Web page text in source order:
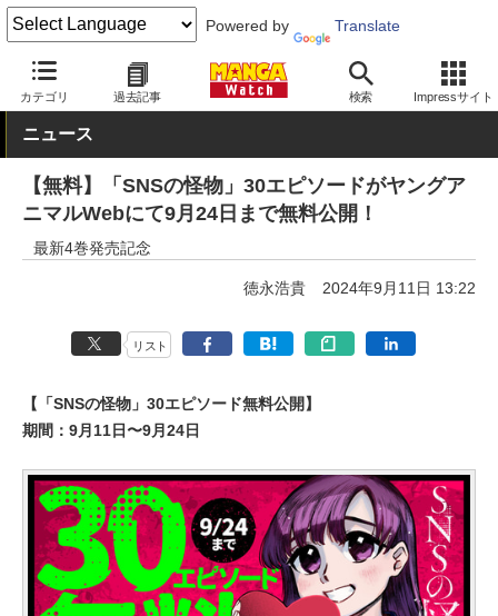
Powered by Translate
カテゴリ 過去記事 検索 Impressサイト
MANGA Watch 青年
ニュース
【無料】「SNSの怪物」30エピソードがヤングア
ニマルWebにて9月24日まで無料公開！
最新4巻発売記念
徳永浩貴 2024年9月11日 13:22
リスト
【「SNSの怪物」30エピソード無料公開】
期間：9月11日〜9月24日